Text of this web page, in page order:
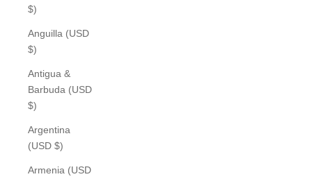
$)
Anguilla (USD
$)
Antigua &
Barbuda (USD
$)
Argentina
(USD $)
Armenia (USD